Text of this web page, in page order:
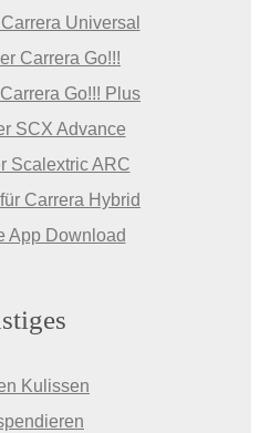
Universal
Carrera Go!!!
Go!!! Plus
SCX Advance
Scalextric ARC
Carrera Hybrid
App Download
Kulissen